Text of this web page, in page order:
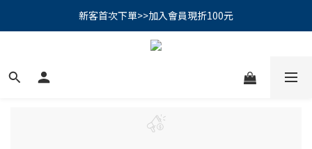
PSK 光防禦柔霧防曬棒｜小霧棒閃亮登場✨ 新品上市優惠中！
新客首次下單>>加入會員現折100元
📢綁定LINE好友再領500｜👉點我綁定
PSK 光防禦柔霧防曬棒｜小霧棒閃亮登場✨ 新品上市優惠中！